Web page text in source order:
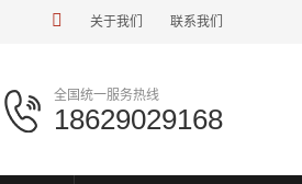
关于我们 联系我们
全国统一服务热线
18629029168